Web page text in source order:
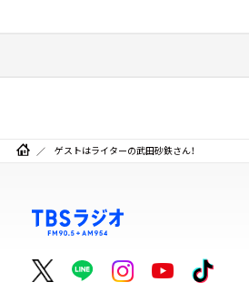
ゲストはライターの武田砂鉄さん！